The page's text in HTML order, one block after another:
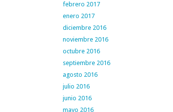
febrero 2017
enero 2017
diciembre 2016
noviembre 2016
octubre 2016
septiembre 2016
agosto 2016
julio 2016
junio 2016
mayo 2016